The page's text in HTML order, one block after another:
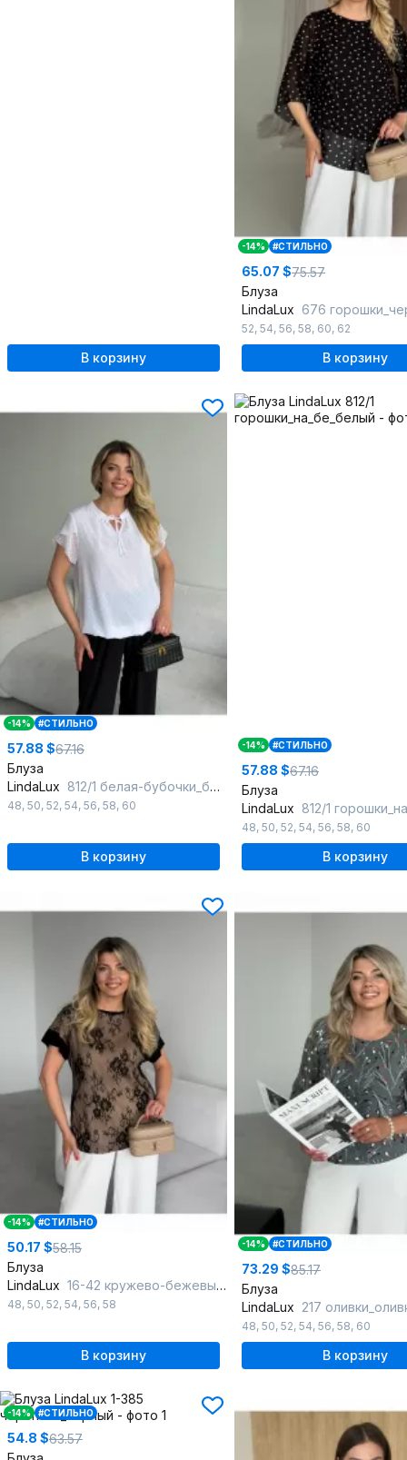
В корзину
-14% #СТИЛЬНО
65.07 $75.57
Блуза
LindaLux 676
52, 54, 56, 58, 60, 62
В корзину
-14% #СТИЛЬНО
57.88 $67.16
Блуза
LindaLux 812/1 белая-бубочки_белый
48, 50, 52, 54, 56, 58, 60
В корзину
-14% #СТИЛЬНО
57.88 $67.16
Блуза
LindaLux 812/1
48, 50, 52, 54, 56, 58, 60
В корзину
-14% #СТИЛЬНО
50.17 $58.15
Блуза
LindaLux 16-42 кружево-бежевый_черный_бежевый
48, 50, 52, 54, 56, 58
В корзину
-14% #СТИЛЬНО
73.29 $85.17
Блуза
LindaLux 217
48, 50, 52, 54, 56, 58, 60
В корзину
-14% #СТИЛЬНО
54.8 $63.57